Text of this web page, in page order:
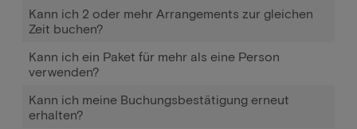
Kann ich 2 oder mehr Arrangements zur gleichen
Zeit buchen?
Kann ich ein Paket für mehr als eine Person
verwenden?
Kann ich meine Buchungsbestätigung erneut
erhalten?